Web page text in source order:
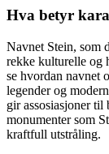
Hva betyr
Navnet Stein, som
rekke kulturelle og
se hvordan navnet
legender og
gir assosiasjoner til
monumenter som
kraftfull utstråling.